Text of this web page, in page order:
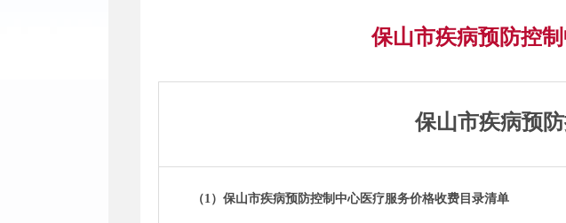
保山市疾病预防控
保山市疾病预
（1）保山市疾病预防控制中心医疗服务价格收费目录清单